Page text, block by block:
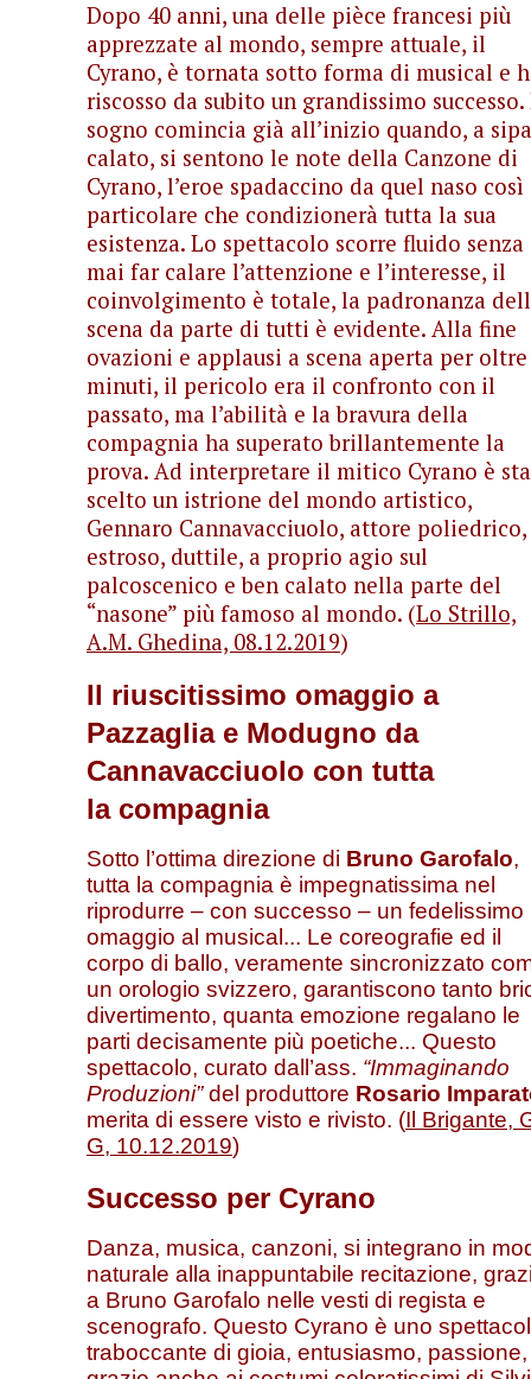
Dopo 40 anni, una delle pièce francesi più
apprezzate al mondo, sempre attuale, il
Cyrano, è tornata sotto forma di musical e
riscosso da subito un grandissimo
sogno comincia già all’inizio quando, a
calato, si sentono le note della Canzone di
Cyrano, l’eroe spadaccino da quel naso così
particolare che condizionerà tutta la sua
esistenza. Lo spettacolo scorre fluido senza
mai far calare l’attenzione e l’interesse, il
coinvolgimento è totale, la padronanza
scena da parte di tutti è evidente. Alla fine
ovazioni e applausi a scena aperta per oltre
minuti, il pericolo era il confronto con il
passato, ma l’abilità e la bravura della
compagnia ha superato brillantemente la
prova. Ad interpretare il mitico Cyrano è
scelto un istrione del mondo artistico,
Gennaro Cannavacciuolo, attore poliedrico,
estroso, duttile, a proprio agio sul
palcoscenico e ben calato nella parte del
“nasone” più famoso al mondo. (Lo Strillo,
A.M. Ghedina, 08.12.2019)
Il riuscitissimo omaggio a
Pazzaglia e Modugno da
Cannavacciuolo con tutta
la compagnia
Sotto l’ottima direzione di Bruno Garofalo,
tutta la compagnia è impegnatissima nel
riprodurre – con successo – un fedelissimo
omaggio al musical... Le coreografie ed il
corpo di ballo, veramente sincronizzato
un orologio svizzero, garantiscono tanto
divertimento, quanta emozione regalano le
parti decisamente più poetiche... Questo
spettacolo, curato dall’ass. “Immaginando
Produzioni”del produttore Rosario
merita di essere visto e rivisto. (Il Brigante,
G, 10.12.2019)
Successo per Cyrano
Danza, musica, canzoni, si integrano in
naturale alla inappuntabile recitazione,
a Bruno Garofalo nelle vesti di regista e
scenografo. Questo Cyrano è uno
traboccante di gioia, entusiasmo, passione,